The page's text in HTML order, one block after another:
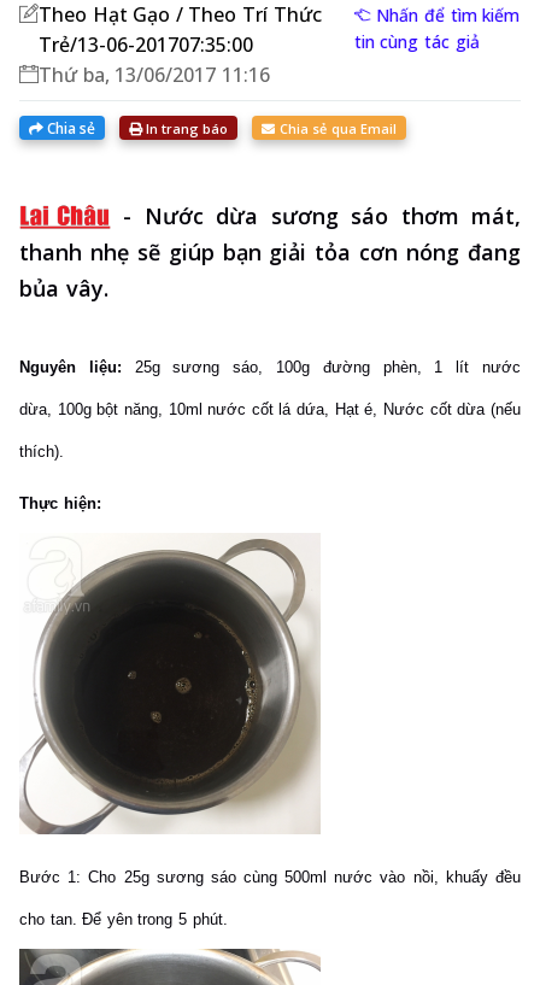
Theo Hạt Gạo / Theo Trí Thức
Trẻ/13-06-201707:35:00
Nhấn để tìm kiếm
tin cùng tác giả
Thứ ba, 13/06/2017 11:16
Chia sẻ In trang báo Chia sẻ qua Email
- Nước dừa sương sáo thơm mát,
thanh nhẹ sẽ giúp bạn giải tỏa cơn nóng đang
bủa vây.
Nguyên liệu: 25g sương sáo, 100g đường phèn, 1 lít nước
dừa, 100g bột năng, 10ml nước cốt lá dứa, Hạt é, Nước cốt dừa (nếu
thích).
Thực hiện:
Bước 1:Cho 25g sương sáo cùng 500ml nước vào nồi, khuấy đều
cho tan. Để yên trong 5 phút.